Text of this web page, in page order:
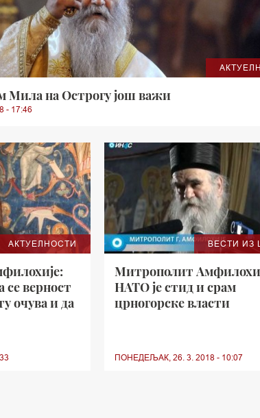
Мила на Острогу још важи
- 17:46
АКТУЕЛНОСТИ
се верност
очува и да
ВЕСТИ ИЗ
Митрополит
НАТО је стид и срам
црногорске власти
ПОНЕДЕЉАК, 26. 3. 2018 - 10:07